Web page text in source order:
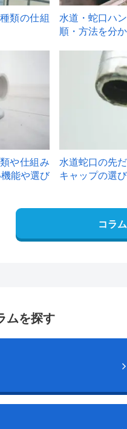
類の仕組
水道・蛇口ハ
順・方法を分
や仕組み
能や選び
水道蛇口の先
キャップの選
コラ
ムを探す